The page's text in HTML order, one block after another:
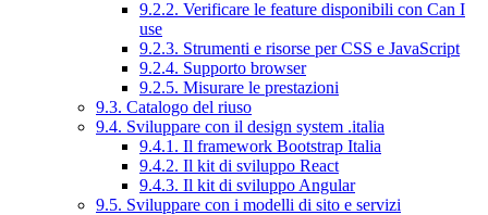
9.2.2. Verificare le feature disponibili con Can I
use
9.2.3. Strumenti e risorse per CSS e JavaScript
9.2.4. Supporto browser
9.2.5. Misurare le prestazioni
9.3. Catalogo del riuso
9.4. Sviluppare con il design system .italia
9.4.1. Il framework Bootstrap Italia
9.4.2. Il kit di sviluppo React
9.4.3. Il kit di sviluppo Angular
9.5. Sviluppare con i modelli di sito e servizi